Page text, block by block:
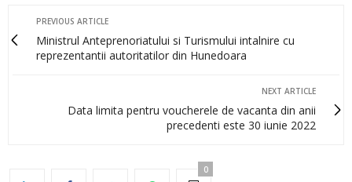
PREVIOUS ARTICLE
Ministrul Anteprenoriatului si Turismului intalnire cu
reprezentantii autoritatilor din Hunedoara
NEXT ARTICLE
Data limita pentru voucherele de vacanta din anii
precedenti este 30 iunie 2022
0